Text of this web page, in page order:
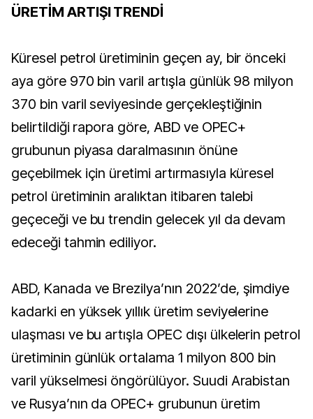
ÜRETİM ARTIŞI TRENDİ
Küresel petrol üretiminin geçen ay, bir önceki
aya göre 970 bin varil artışla günlük 98 milyon
370 bin varil seviyesinde gerçekleştiğinin
belirtildiği rapora göre, ABD ve OPEC+
grubunun piyasa daralmasının önüne
geçebilmek için üretimi artırmasıyla küresel
petrol üretiminin aralıktan itibaren talebi
geçeceği ve bu trendin gelecek yıl da devam
edeceği tahmin ediliyor.
ABD, Kanada ve Brezilya’nın 2022’de, şimdiye
kadarki en yüksek yıllık üretim seviyelerine
ulaşması ve bu artışla OPEC dışı ülkelerin petrol
üretiminin günlük ortalama 1 milyon 800 bin
varil yükselmesi öngörülüyor. Suudi Arabistan
ve Rusya’nın da OPEC+ grubunun üretim